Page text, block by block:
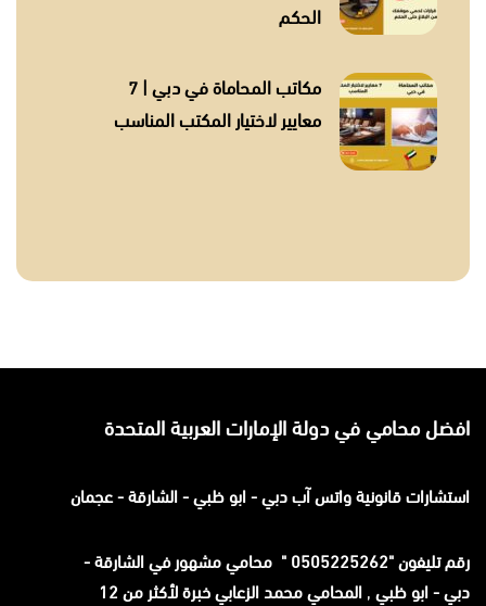
الحكم
مكاتب المحاماة في دبي | 7
معايير لاختيار المكتب المناسب
افضل محامي في دولة الإمارات العربية المتحدة
استشارات قانونيةواتس آبدبي - ابو ظبي - الشارقة - عجمان
رقم تليفون "0505225262 " محامي مشهور في الشارقة -
دبي - ابو ظبي ,
المحامي محمد الزعابي خبرة لأكثر من 12